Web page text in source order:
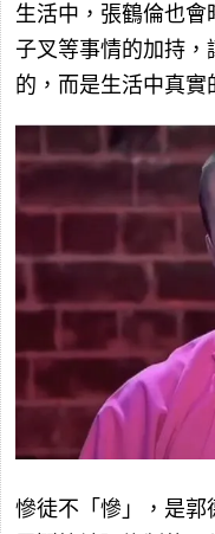
生活中，張鶴倫也
子叉等事情的加持
的，而是生活中真實
慘徒不「慘」，是